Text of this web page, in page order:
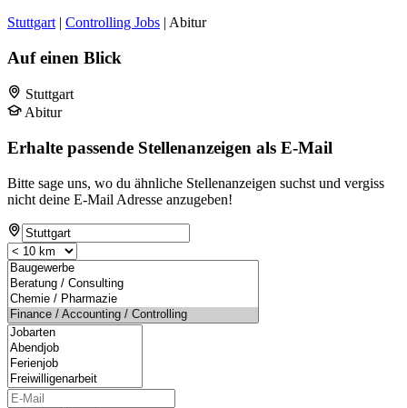
Stuttgart | Controlling Jobs | Abitur
Auf einen Blick
Stuttgart
Abitur
Erhalte passende Stellenanzeigen als E-Mail
Bitte sage uns, wo du ähnliche Stellenanzeigen suchst und vergiss
nicht deine E-Mail Adresse anzugeben!